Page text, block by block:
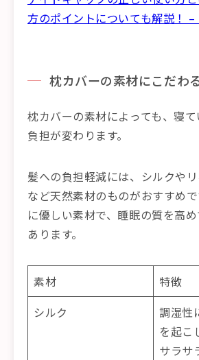
方のポイントについても解説！
枕カバーの素材にこだわ
枕カバーの素材によっても、寝
負担が変わります。
髪への負担軽減には、シルクや
など天然素材のものがおすすめ
に優しい素材で、睡眠の質を高
あります。
素材
特徴
シルク
調湿性
を起こ
サラサ